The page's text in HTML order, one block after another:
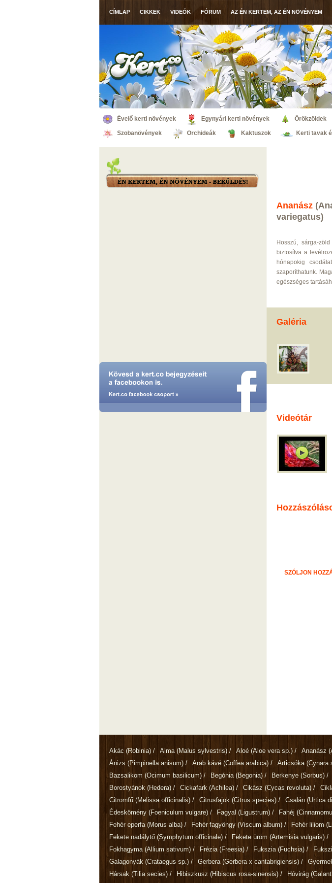
CÍMLAP CIKKEK VIDEÓK FÓRUM AZ ÉN KERTEM, AZ ÉN NÖVÉNYEM
Évelő kerti növények Egynyári kerti növények Örökzöldek
Szobanövények Orchideák Kaktuszok Kerti tavak
Ananász
variegatus)
Hosszú, sárga-
biztosítva a
hónapokig
szaporíthatunk.
egészséges
Galéria
Videótár
SZÓLJON
Akác (Robinia) / Alma (Malus sylvestris) / Aloé (Aloe vera sp.) / Ananász
Ánizs (Pimpinella anisum) / Arab kávé (Coffea arabica) / Articsóka (Cynara
Bazsalikom (Ocimum basilicum) / Begónia (Begonia) / Berkenye (Sorbus) /
Borostyánok (Hedera) / Cickafark (Achilea) / Cikász (Cycas revoluta) /
Citromfű (Melissa officinalis) / Citrusfajok (Citrus species) / Csalán (Urtica
Édeskömény (Foeniculum vulgare) / Fagyal (Ligustrum) / Fahéj
Fehér eperfa (Morus alba) / Fehér fagyöngy (Viscum album) / Fehér liliom
Fekete nadálytő (Symphytum officinale) / Fekete üröm (Artemisia vulgaris) /
Fokhagyma (Allium sativum) / Frézia (Freesia) / Fukszia (Fuchsia) /
Galagonyák (Crataegus sp.) / Gerbera (Gerbera x cantabrigiensis) /
Hársak (Tilia secies) / Hibiszkusz (Hibiscus rosa-sinensis) / Hóvirág